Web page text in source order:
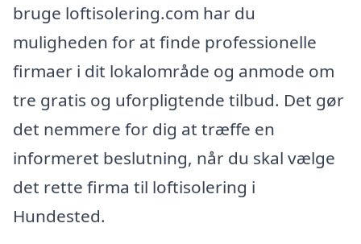
bruge loftisolering.com har du
muligheden for at finde professionelle
firmaer i dit lokalområde og anmode om
tre gratis og uforpligtende tilbud. Det gør
det nemmere for dig at træffe en
informeret beslutning, når du skal vælge
det rette firma til loftisolering i
Hundested.